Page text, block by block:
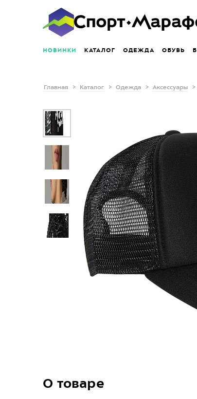
НОВИНКИ КАТАЛОГ ОДЕЖДА ОБУВЬ
Главная Каталог Одежда Аксессуары
О товаре